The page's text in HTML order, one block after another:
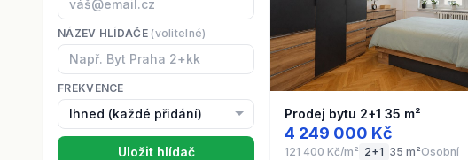
NÁZEV HLÍDAČE (volitelné)
FREKVENCE
Uložit hlídač
Prodej bytu 2+1 35 m²
4 249 000 Kč
121 400 Kč/m² 2+1 35 m²Osobní